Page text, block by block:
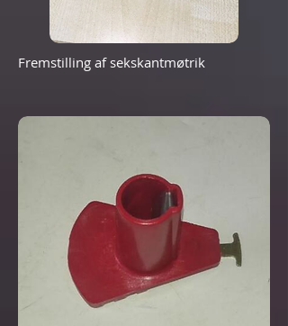
Fremstilling af sekskantmøtrik